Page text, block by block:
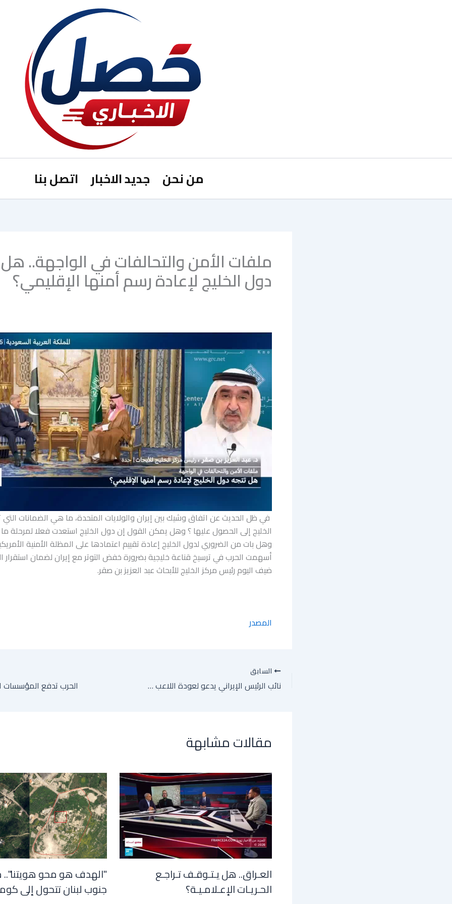
من نحن جديد الاخبار اتصل بنا
ملفات الأمن والتحالفات في الواجهة..
دول الخليج لإعادة رسم أمنها الإقليمي؟
في ظل الحديث عن اتفاق وشيك بين إيران والولايات المتحدة، ما هي الضمانات
الخليج إلى الحصول عليها ؟ وهل يمكن القول إن دول الخليج استعدت فعلا لمرحلة
وهل بات من الضروري لدول الخليج إعادة تقييم اعتمادها على المظلة الأمنية
أسهمت الحرب في ترسيخ قناعة خليجية بضرورة خفض التوتر مع إيران لضمان استقرار
ضيف اليوم رئيس مركز الخليج للأبحاث عبد العزيز بن صقر.
المصدر
السابق
نائب الرئيس الإيراني يدعو لعودة اللاعب المخضرم آزمون للمنتخب قبل المونديال رغم الاتهامات بـ"الخيانة"
مقالات مشابهة
العـراق.. هل يـتـوقـف تـراجـع
الحـريـات الإعـلامـيـة؟
"الهدف هو محو هويتنا"..
جنوب لبنان تتحول إلى